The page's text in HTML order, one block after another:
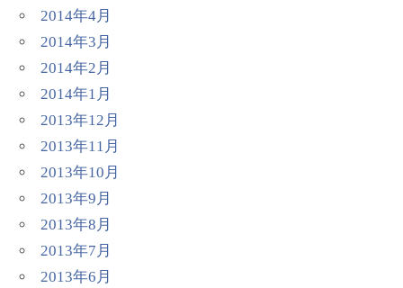
2014年4月
2014年3月
2014年2月
2014年1月
2013年12月
2013年11月
2013年10月
2013年9月
2013年8月
2013年7月
2013年6月